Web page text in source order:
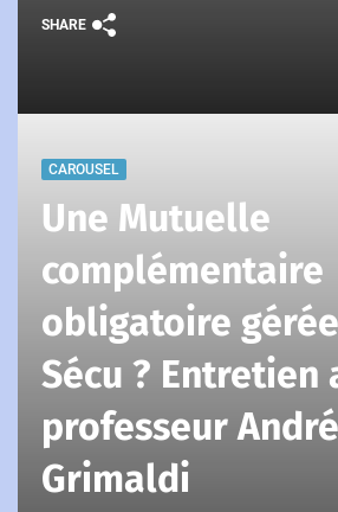
SHARE
CAROUSEL
Une Mutuelle
complémentaire
obligatoire
Sécu ? Entretien
professeur André
Grimaldi